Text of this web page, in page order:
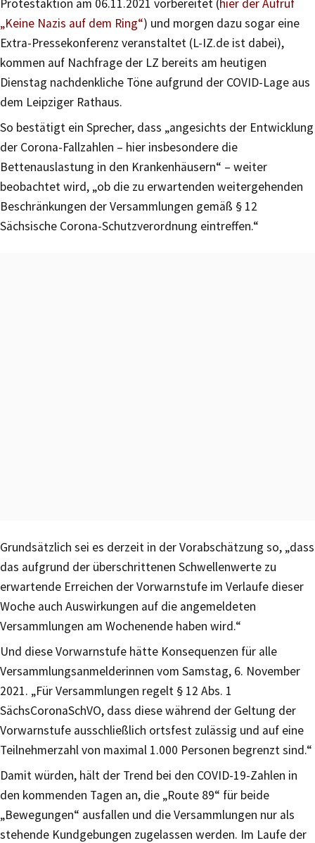
Protestaktion am 06.11.2021 vorbereitet (hier der Aufruf
„Keine Nazis auf dem Ring“) und morgen dazu sogar eine
Extra-Pressekonferenz veranstaltet (L-IZ.de ist dabei),
kommen auf Nachfrage der LZ bereits am heutigen
Dienstag nachdenkliche Töne aufgrund der COVID-Lage aus
dem Leipziger Rathaus.
So bestätigt ein Sprecher, dass „angesichts der Entwicklung
der Corona-Fallzahlen – hier insbesondere die
Bettenauslastung in den Krankenhäusern“ – weiter
beobachtet wird, „ob die zu erwartenden weitergehenden
Beschränkungen der Versammlungen gemäß § 12
Sächsische Corona-Schutzverordnung eintreffen.“
Grundsätzlich sei es derzeit in der Vorabschätzung so, „dass
das aufgrund der überschrittenen Schwellenwerte zu
erwartende Erreichen der Vorwarnstufe im Verlaufe dieser
Woche auch Auswirkungen auf die angemeldeten
Versammlungen am Wochenende haben wird.“
Und diese Vorwarnstufe hätte Konsequenzen für alle
Versammlungsanmelderinnen vom Samstag, 6. November
2021. „Für Versammlungen regelt § 12 Abs. 1
SächsCoronaSchVO, dass diese während der Geltung der
Vorwarnstufe ausschließlich ortsfest zulässig und auf eine
Teilnehmerzahl von maximal 1.000 Personen begrenzt sind.“
Damit würden, hält der Trend bei den COVID-19-Zahlen in
den kommenden Tagen an, die „Route 89“ für beide
„Bewegungen“ ausfallen und die Versammlungen nur als
stehende Kundgebungen zugelassen werden. Im Laufe der